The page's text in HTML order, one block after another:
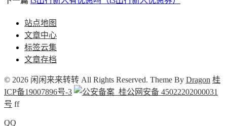
站点地图
文章中心
标签云集
文章存档
© 2026 闲闲来来转转 All Rights Reserved. Theme By Dragon 桂
ICP备19007896号-3
桂公网安备 45022202000031
号 ff
QQ